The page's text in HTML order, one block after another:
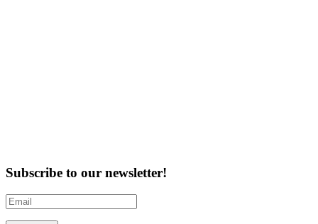
Subscribe to our newsletter!